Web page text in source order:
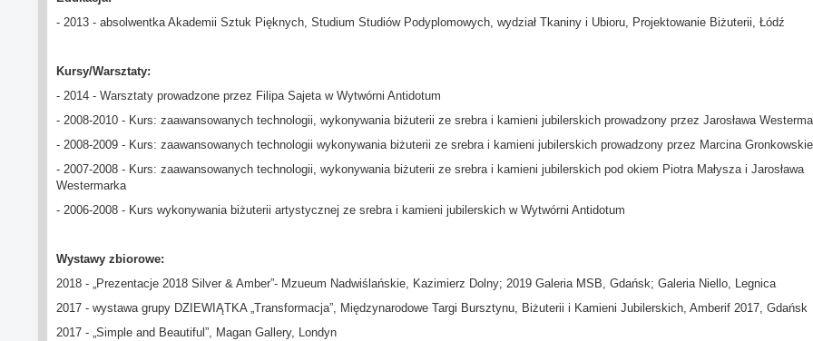
- 2013 - absolwentka Akademii Sztuk Pięknych, Studium Studiów Podyplomowych, wydział Tkaniny i Ubioru, Projektowanie Biżuterii, Łódź
Kursy/Warsztaty:
- 2014 - Warsztaty prowadzone przez Filipa Sajeta w Wytwórni Antidotum
- 2008-2010 - Kurs: zaawansowanych technologii, wykonywania biżuterii ze srebra i kamieni jubilerskich prowadzony przez Jarosława
- 2008-2009 - Kurs: zaawansowanych technologii wykonywania biżuterii ze srebra i kamieni jubilerskich prowadzony przez Marcina
- 2007-2008 - Kurs: zaawansowanych technologii, wykonywania biżuterii ze srebra i kamieni jubilerskich pod okiem Piotra Małysza i Jarosława
Westermarka
- 2006-2008 - Kurs wykonywania biżuterii artystycznej ze srebra i kamieni jubilerskich w Wytwórni Antidotum
Wystawy zbiorowe:
2018 - „Prezentacje 2018 Silver & Amber”- Mzueum Nadwiślańskie, Kazimierz Dolny; 2019 Galeria MSB, Gdańsk; Galeria Niello, Legnica
2017 - wystawa grupy DZIEWIĄTKA „Transformacja”, Międzynarodowe Targi Bursztynu, Biżuterii i Kamieni Jubilerskich, Amberif 2017, Gdańsk
2017 - „Simple and Beautiful”, Magan Gallery, Londyn